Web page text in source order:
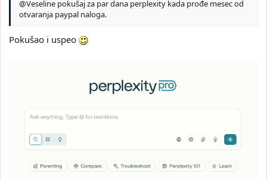
@Veseline pokušaj za par dana perplexity kada prođe mesec od
otvaranja paypal naloga.
Pokušao i uspeo